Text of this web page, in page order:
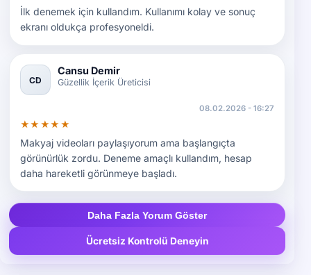
İlk denemek için kullandım. Kullanımı kolay ve sonuç
ekranı oldukça profesyoneldi.
CD
Cansu Demir
Güzellik İçerik Üreticisi
08.02.2026 - 16:27
★★★★★
Makyaj videoları paylaşıyorum ama başlangıçta
görünürlük zordu. Deneme amaçlı kullandım, hesap
daha hareketli görünmeye başladı.
Daha Fazla Yorum Göster
Ücretsiz Kontrolü Deneyin